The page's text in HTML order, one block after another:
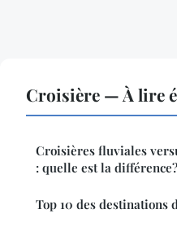
Croisière — À lire
Croisières fluviales
: quelle est la différence?
Top 10 des destinations